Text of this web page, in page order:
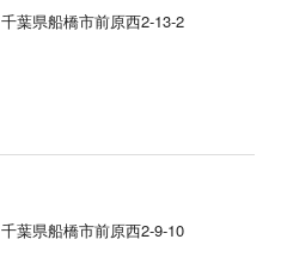
千葉県船橋市前原西2-13-2
千葉県船橋市前原西2-9-10